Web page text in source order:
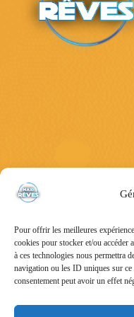
Pour offrir les meilleures
cookies pour stocker et/ou accéder
à ces technologies nous permettra
navigation ou les ID uniques sur
consentement peut avoir un effet
Mentions Légales